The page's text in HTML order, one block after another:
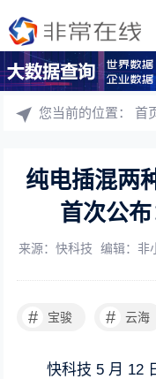
您当前的位置：首
纯电插混两
首次公
来源：快科技 编辑：非
# 宝骏 # 云海
快科技 5 月 12